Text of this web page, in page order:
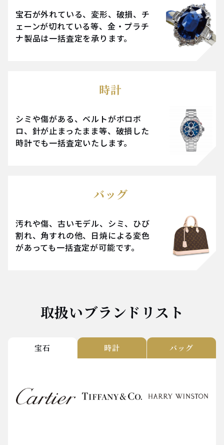
宝石が外れている、変形、破損、チ
ェーンが切れている等、金・プラチ
ナ製品は一括査定を承ります。
時計
シミや傷がある、ベルトがボロボ
ロ、針が止まったまま等、破損した
時計でも一括査定いたします。
バッグ
汚れや傷、古いモデル、シミ、ひび
割れ、角すれの他、日焼による変色
があっても一括査定が可能です。
取扱いブランドリスト
宝石 時計 バッグ